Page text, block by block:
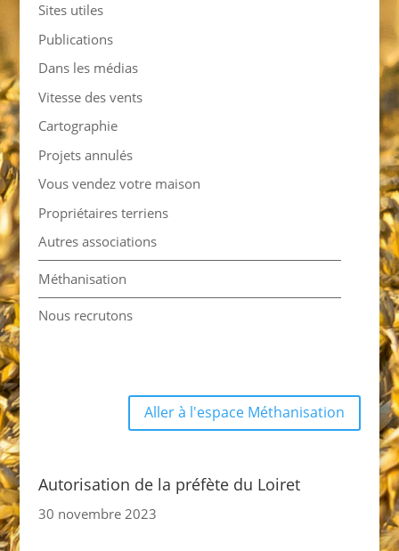
Sites utiles
Publications
Dans les médias
Vitesse des vents
Cartographie
Projets annulés
Vous vendez votre maison
Propriétaires terriens
Autres associations
Méthanisation
Nous recrutons
Aller à l'espace Méthanisation
Autorisation de la préfète du Loiret
30 novembre 2023